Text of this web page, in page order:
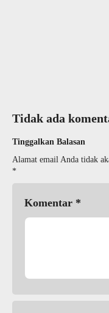
Tidak ada
Tinggalkan Balasan
Alamat email Anda tidak
*
Komentar *